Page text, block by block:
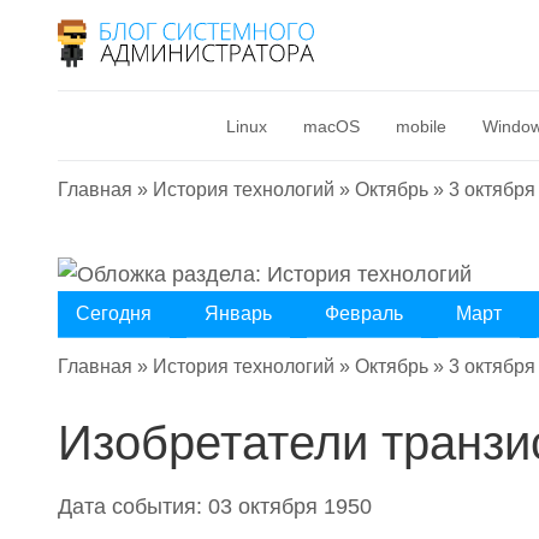
Linux macOS mobile
Главная » История технологий » Октябрь » 3 октября
Сегодня Январь Февраль Март
Главная » История технологий » Октябрь » 3 октября
Изобретатели
Дата события: 03 октября 1950